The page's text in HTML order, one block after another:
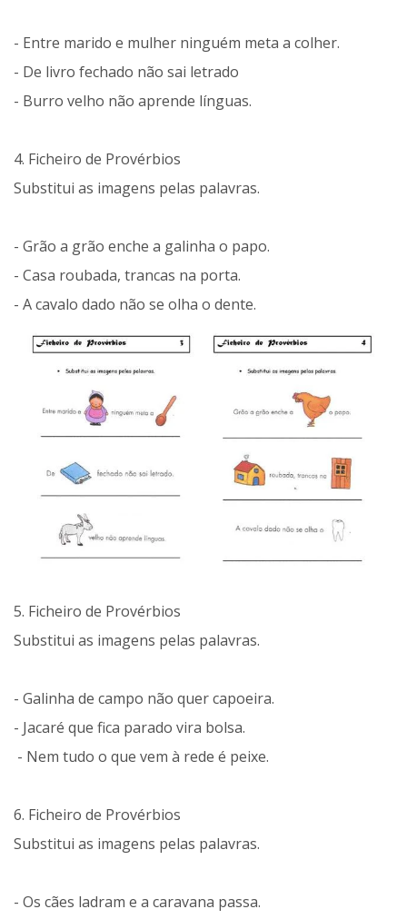
- Entre marido e mulher ninguém meta a colher.
- De livro fechado não sai letrado
- Burro velho não aprende línguas.
4. Ficheiro de Provérbios
Substitui as imagens pelas palavras.
- Grão a grão enche a galinha o papo.
- Casa roubada, trancas na porta.
- A cavalo dado não se olha o dente.
5. Ficheiro de Provérbios
Substitui as imagens pelas palavras.
- Galinha de campo não quer capoeira.
- Jacaré que fica parado vira bolsa.
- Nem tudo o que vem à rede é peixe.
6. Ficheiro de Provérbios
Substitui as imagens pelas palavras.
- Os cães ladram e a caravana passa.